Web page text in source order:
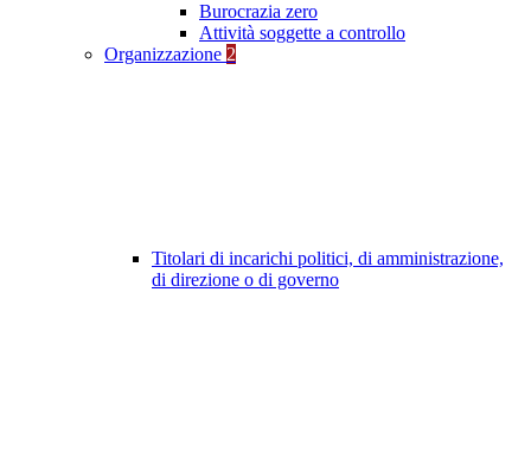
Burocrazia zero
Attività soggette a controllo
Organizzazione 2
Titolari di incarichi politici, di amministrazione,
di direzione o di governo